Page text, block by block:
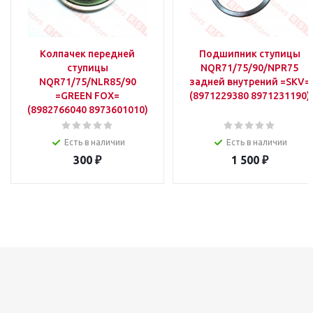
Колпачек передней
ступицы
NQR71/75/NLR85/90
=GREEN FOX=
(8982766040 8973601010)
Есть в наличии
300 ₽
Подшипник ступицы
NQR71/75/90/NPR75
задней внутрений =SKV=
(8971229380 8971231190)
Есть в наличии
1 500₽